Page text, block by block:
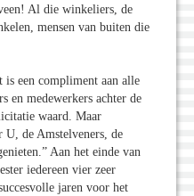
Al die winkeliers, de
mensen van buiten die
is een compliment aan alle
en medewerkers achter de
waard. Maar
de Amstelveners, de
Aan het einde van
iedereen vier zeer
jaren voor het